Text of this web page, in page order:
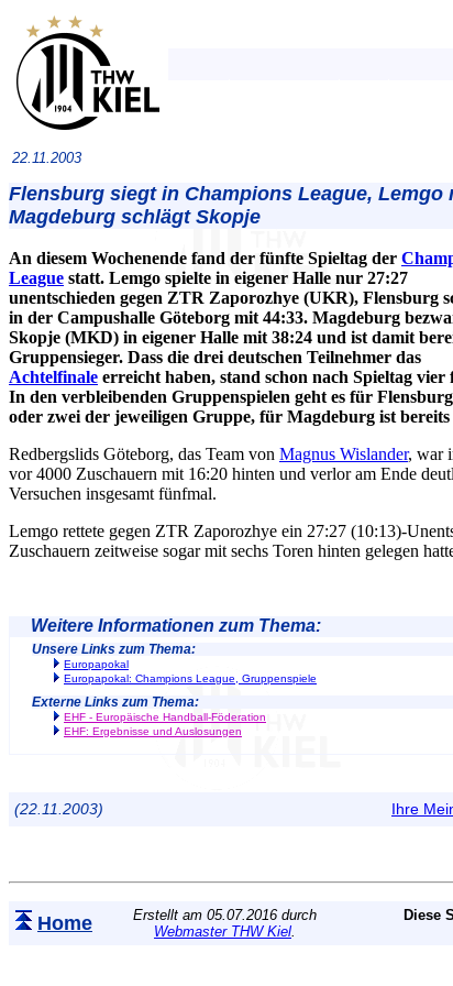
22.11.2003
Flensburg siegt in Champions League, Lemgo
Magdeburg schlägt Skopje
An diesem Wochenende fand der fünfte Spieltag der
League statt. Lemgo spielte in eigener Halle nur 27:27
unentschieden gegen ZTR Zaporozhye (UKR), Flensburg
in der Campushalle Göteborg mit 44:33. Magdeburg
Skopje (MKD) in eigener Halle mit 38:24 und ist damit
Gruppensieger. Dass die drei deutschen Teilnehmer das
Achtelfinale erreicht haben, stand schon nach Spieltag vier
In den verbleibenden Gruppenspielen geht es für
oder zwei der jeweiligen Gruppe, für Magdeburg ist bereits
Redbergslids Göteborg, das Team von Magnus Wislander, war
vor 4000 Zuschauern mit 16:20 hinten und verlor am Ende
Versuchen insgesamt fünfmal.
Lemgo rettete gegen ZTR Zaporozhye ein 27:27 (10:13)-
Zuschauern zeitweise sogar mit sechs Toren hinten gelegen
Weitere Informationen zum Thema:
Unsere Links zum Thema:
Europapokal
Europapokal: Champions League, Gruppenspiele
Externe Links zum Thema:
EHF - Europäische Handball-Föderation
EHF: Ergebnisse und Auslosungen
(22.11.2003) Ihre
Home
Erstellt am 05.07.2016 durch
Webmaster THW Kiel.
Diese